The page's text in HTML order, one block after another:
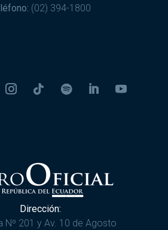
(02) 394-1800
Dirección:
Nº 201 y Av. 10 de Agosto